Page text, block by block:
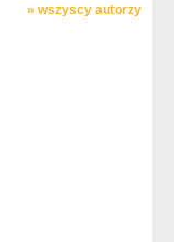
» wszyscy autorzy